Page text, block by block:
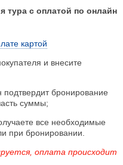
тура с оплатой по онлайн
картой
и внесите
бронирование
суммы;
все необходимые
при бронировании.
оплата происходит